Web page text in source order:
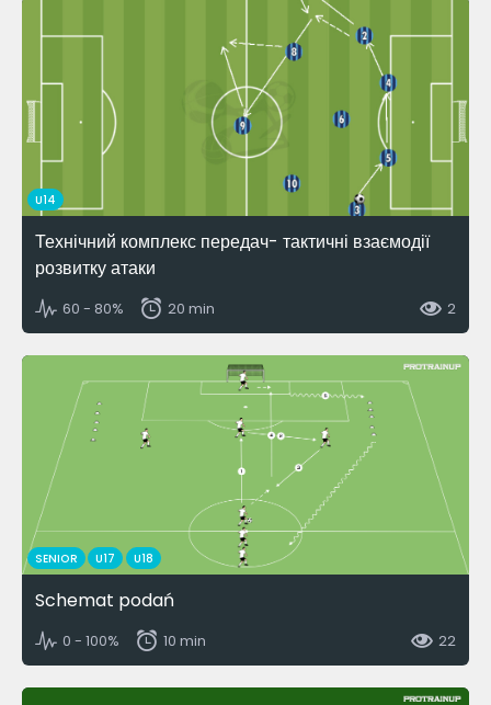
U14
Технічний комплекс передач- тактичні взаємодії
розвитку атаки
60 - 80% 20 min 2
SENIOR U17 U18
Schemat podań
0 - 100% 10 min 22